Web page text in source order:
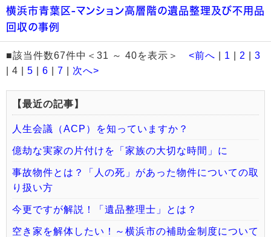
横浜市青葉区-マンション高層階の遺品整理及び不用品
回収の事例
■該当件数67件中＜31 ～ 40を表示＞ <前へ 1 2
3
| 4 | 5 6 7 次へ>
【最近の記事】
人生会議（ACP）を知っていますか？
億劫な実家の片付けを「家族の大切な時間」に
事故物件とは？「人の死」があった物件についての取
り扱い方
今更ですが解説！「遺品整理士」とは？
空き家を解体したい！～横浜市の補助金制度について